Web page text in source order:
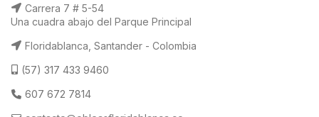
Carrera 7 # 5-54
Una cuadra abajo del Parque Principal
Floridablanca, Santander - Colombia
(57) 317 433 9460
607 672 7814